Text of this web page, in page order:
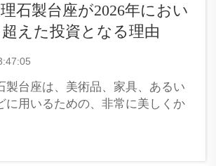
石製台座が2026年におい
えた投資となる理由
製台座は、美術品、家具、あるい
に用いるための、非常に美しくか
す。これは自然界から採掘された
作られており、それぞれに独特の
見られ、一点ものであることが特